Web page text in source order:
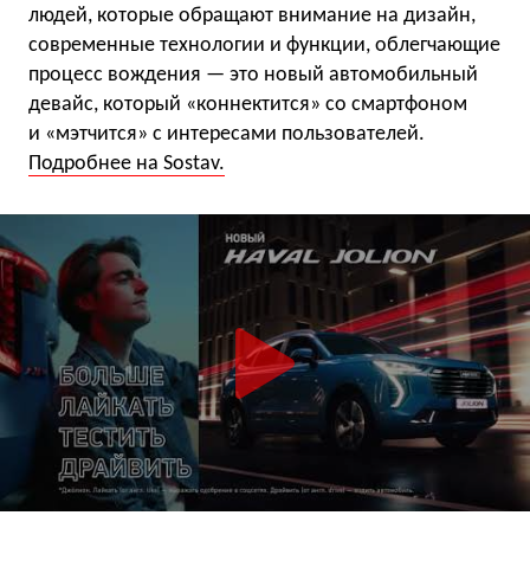
людей, которые обращают внимание на дизайн,
современные технологии и функции, облегчающие
процесс вождения — это новый автомобильный
девайс, который «коннектится» со смартфоном
и «мэтчится» с интересами пользователей.
Подробнее на Sostav.